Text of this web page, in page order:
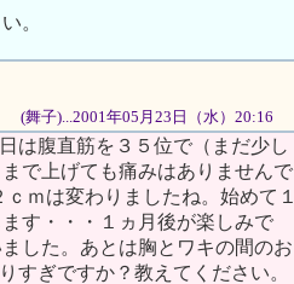
。
(舞子)...2001年05月23日（水）20:16
は腹直筋を３５位で（まだ少し
で上げても痛みはありませんで
ｍは変わりましたね。始めて１
す・・・１ヵ月後が楽しみで
した。あとは胸とワキの間のお
すぎですか？教えてください。